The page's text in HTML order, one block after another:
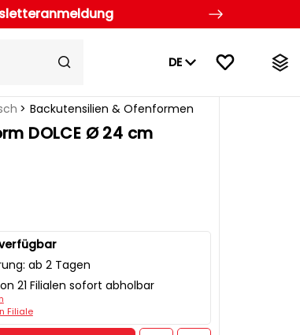
DE
Backutensilien & Ofenformen
DOLCE Ø 24 cm
ab 2 Tagen
21 Filialen sofort abholbar
Filiale